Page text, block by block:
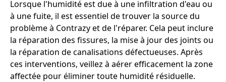
Lorsque l'humidité est due à une infiltration d'eau ou
à une fuite, il est essentiel de trouver la source du
problème à Contrazy et de l'réparer. Cela peut inclure
la réparation des fissures, la mise à jour des joints ou
la réparation de canalisations défectueuses. Après
ces interventions, veillez à aérer efficacement la zone
affectée pour éliminer toute humidité résiduelle.